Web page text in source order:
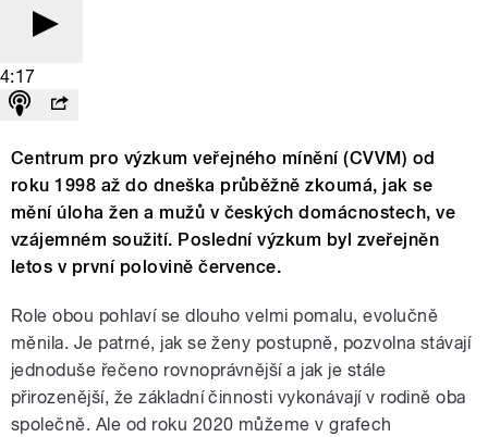
4:17
Centrum pro výzkum veřejného mínění (CVVM) od
roku 1998 až do dneška průběžně zkoumá, jak se
mění úloha žen a mužů v českých domácnostech, ve
vzájemném soužití. Poslední výzkum byl zveřejněn
letos v první polovině července.
Role obou pohlaví se dlouho velmi pomalu, evolučně
měnila. Je patrné, jak se ženy postupně, pozvolna stávají
jednoduše řečeno rovnoprávnější a jak je stále
přirozenější, že základní činnosti vykonávají v rodině oba
společně. Ale od roku 2020 můžeme v grafech